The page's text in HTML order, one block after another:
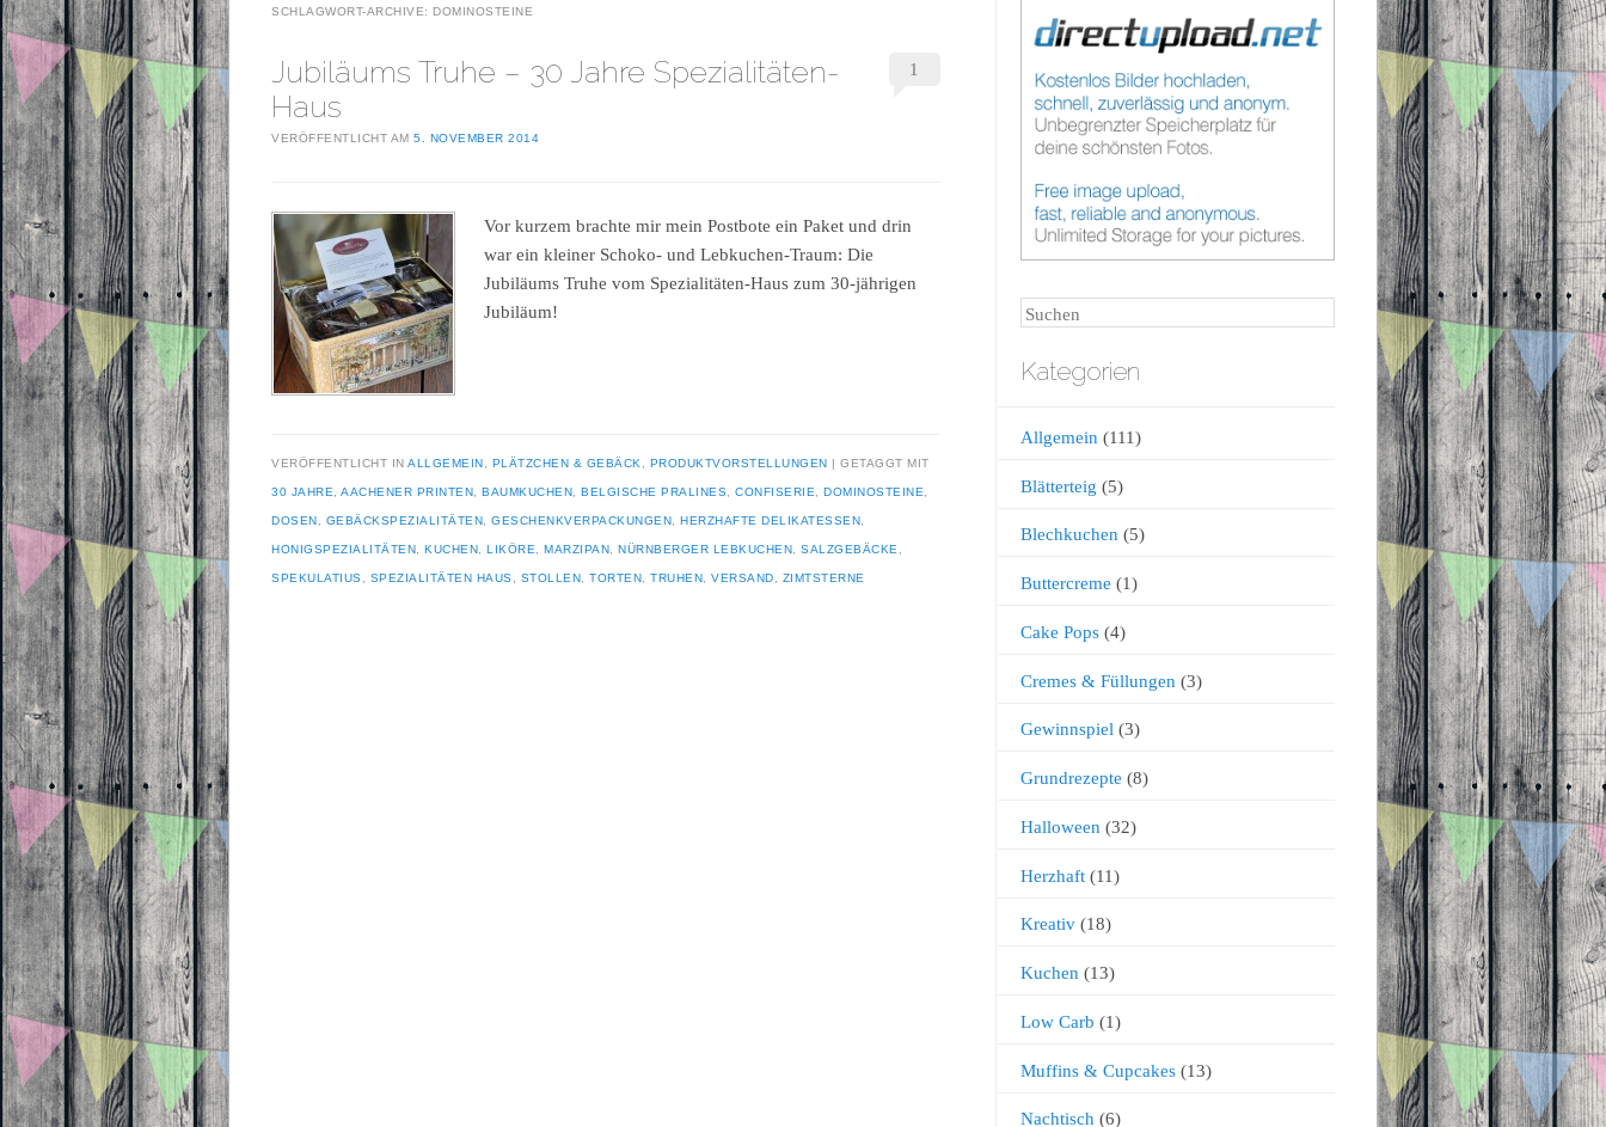
SCHLAGWORT-ARCHIVE: DOMINOSTEINE
Jubiläums Truhe – 30 Jahre Spezialitäten-
Haus
VERÖFFENTLICHT AM 5. NOVEMBER 2014
1
Vor kurzem brachte mir mein Postbote ein Paket und drin
war ein kleiner Schoko- und Lebkuchen-Traum: Die
Jubiläums Truhe vom Spezialitäten-Haus zum 30-jährigen
Jubiläum!
VERÖFFENTLICHT IN ALLGEMEIN PLÄTZCHEN & GEBÄCK PRODUKTVORSTELLUNGEN GETAGGT MIT
30 JAHRE AACHENER PRINTEN BAUMKUCHEN BELGISCHE PRALINES CONFISERIE DOMINOSTEINE
DOSEN GEBÄCKSPEZIALITÄTEN GESCHENKVERPACKUNGEN HERZHAFTE DELIKATESSEN
HONIGSPEZIALITÄTEN KUCHEN LIKÖRE MARZIPAN NÜRNBERGER LEBKUCHEN SALZGEBÄCKE
SPEKULATIUS SPEZIALITÄTEN HAUS STOLLEN TORTEN TRUHEN VERSAND ZIMTSTERNE
Suchen
Kategorien
Allgemein (111)
Blätterteig (5)
Blechkuchen (5)
Buttercreme (1)
Cake Pops(4)
Cremes & Füllungen (3)
Gewinnspiel(3)
Grundrezepte (8)
Halloween (32)
Herzhaft(11)
Kreativ(18)
Kuchen (13)
Low Carb (1)
Muffins & Cupcakes(13)
Nachtisch(6)